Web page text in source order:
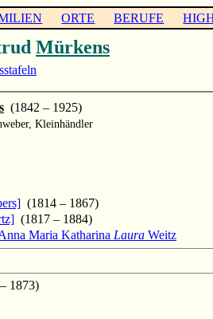
ORTE BERUFE
Mürkens
(1842 – 1925)
Kleinhändler
(1814 – 1867)
(1817 – 1884)
Maria Katharina Laura Weitz
1873)